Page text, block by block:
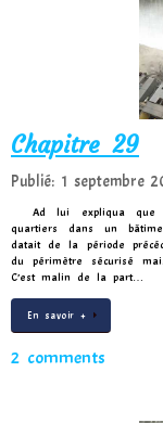
Chapitre 29
Publié: 1 septembre
Ad lui expliqua que
quartiers dans un
datait de la période
du périmètre sécurisé
C’est malin de la part…
En savoir +
2 comments